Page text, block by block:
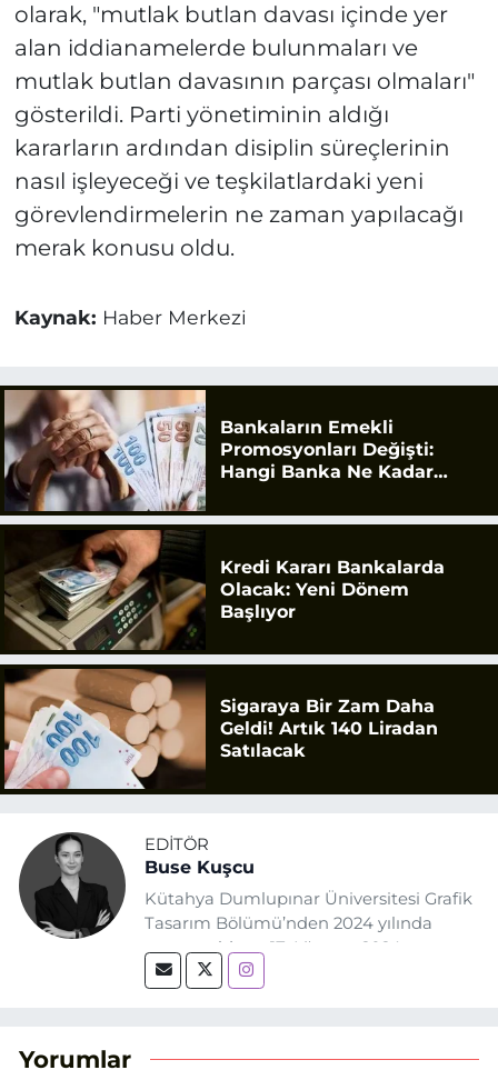
olarak, "mutlak butlan davası içinde yer
alan iddianamelerde bulunmaları ve
mutlak butlan davasının parçası olmaları"
gösterildi. Parti yönetiminin aldığı
kararların ardından disiplin süreçlerinin
nasıl işleyeceği ve teşkilatlardaki yeni
görevlendirmelerin ne zaman yapılacağı
merak konusu oldu.
Kaynak: Haber Merkezi
Bankaların Emekli
Promosyonları Değişti:
Hangi Banka Ne Kadar
Kredi Kararı Bankalarda
Olacak: Yeni Dönem
Başlıyor
Sigaraya Bir Zam Daha
Geldi! Artık 140 Liradan
Satılacak
EDITÖR
Buse Kuşcu
Kütahya Dumlupınar Üniversitesi Grafik
Tasarım Bölümü’nden 2024 yılında
mezun oldum. 17 Ağustos 2024
tarihinde, Grafik Tasarım alanında staj
Yorumlar